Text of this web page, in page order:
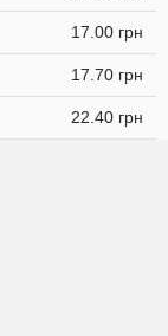
17.00 грн
17.70 грн
22.40 грн